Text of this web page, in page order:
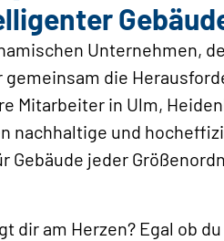
Unternehmen,
gemeinsam die
Mitarbeiter in Ulm,
nachhaltige und
Gebäude jeder
dir am Herzen? Egal ob